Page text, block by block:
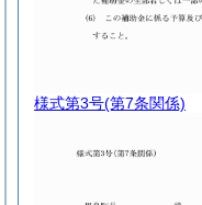
様式第3号(第7条関係)